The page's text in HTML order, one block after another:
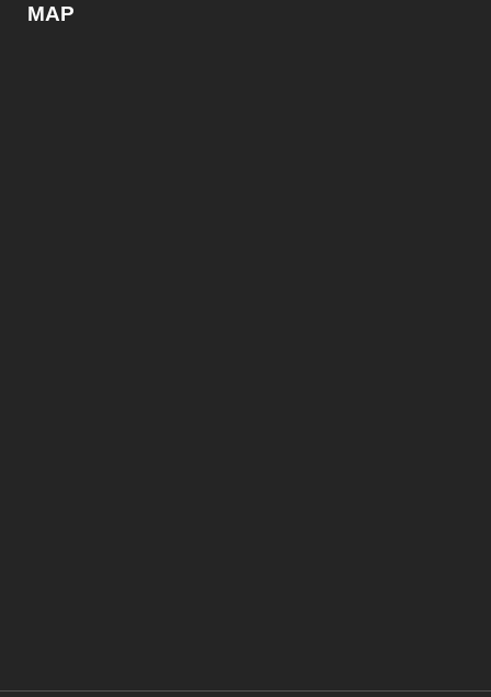
MAP